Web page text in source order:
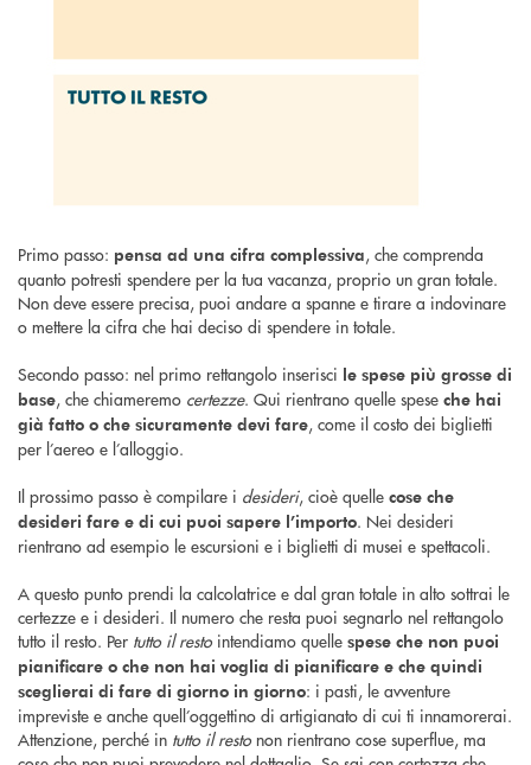
Primo passo: pensa ad una cifra complessiva, che comprenda
quanto potresti spendere per la tua vacanza, proprio un gran totale.
Non deve essere precisa, puoi andare a spanne e tirare a indovinare
o mettere la cifra che hai deciso di spendere in totale.
Secondo passo: nel primo rettangolo inserisci le spese più grosse di
base, che chiameremo certezze. Qui rientrano quelle spese che hai
già fatto o che sicuramente devi fare, come il costo dei biglietti
per l’aereo e l’alloggio.
Il prossimo passo è compilare i desideri, cioè quelle cose che
desideri fare e di cui puoi sapere l’importo. Nei desideri
rientrano ad esempio le escursioni e i biglietti di musei e spettacoli.
A questo punto prendi la calcolatrice e dal gran totale in alto sottrai le
certezze e i desideri. Il numero che resta puoi segnarlo nel rettangolo
tutto il resto. Per tutto il resto intendiamo quelle spese che non puoi
pianificare o che non hai voglia di pianificare e che quindi
sceglierai di fare di giorno in giorno: i pasti, le avventure
impreviste e anche quell’oggettino di artigianato di cui ti innamorerai.
Attenzione, perché in tutto il resto non rientrano cose superflue, ma